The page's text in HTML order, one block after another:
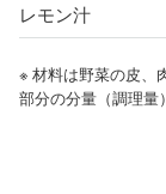
レモン汁
※ 材料は野菜の皮、
部分の分量（調理量